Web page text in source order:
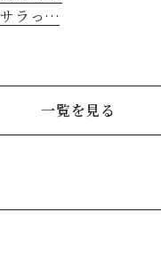
ラっと
パン
一覧を見る